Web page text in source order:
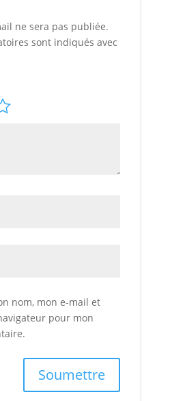
ne sera pas publiée.
sont indiqués avec
nom, mon e-mail et
pour mon